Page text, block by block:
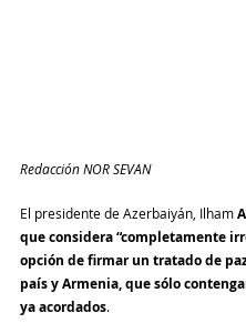
Redacción NOR SEVAN
El presidente de Azerbaiyán, Ilham
que considera “completamente
opción de firmar un tratado de
país y Armenia, que sólo
ya acordados.